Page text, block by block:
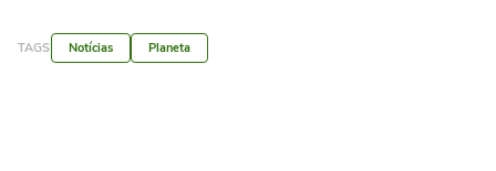
TAGS Notícias Planeta